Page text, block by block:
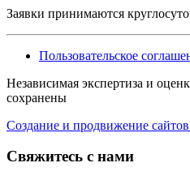
Заявки принимаются
Пользовательское
Независимая экспертиза и
сохранены
Создание и продвижение
Свяжитесь с нами